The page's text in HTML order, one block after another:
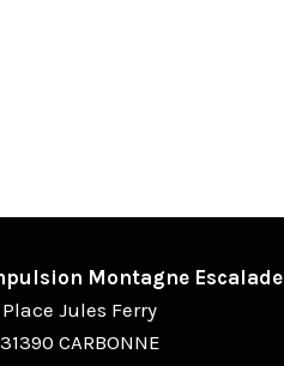
Montagne Escalade
Place Jules Ferry
31390 CARBONNE